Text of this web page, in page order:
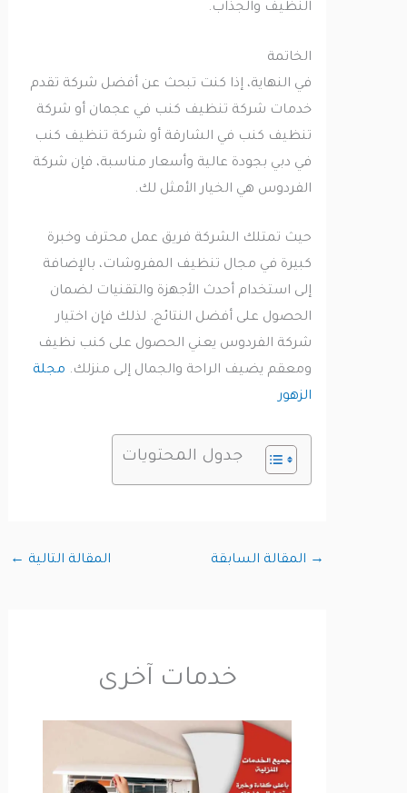
النظيف والجذاب.
الخاتمة
في النهاية، إذا كنت تبحث عن أفضل شركة تقدم
خدمات شركة تنظيف كنب في عجمان أو شركة
تنظيف كنب في الشارقة أو شركة تنظيف كنب
في دبي بجودة عالية وأسعار مناسبة، فإن شركة
الفردوس هي الخيار الأمثل لك.
حيث تمتلك الشركة فريق عمل محترف وخبرة
كبيرة في مجال تنظيف المفروشات، بالإضافة
إلى استخدام أحدث الأجهزة والتقنيات لضمان
الحصول على أفضل النتائج. لذلك فإن اختيار
شركة الفردوس يعني الحصول على كنب نظيف
ومعقم يضيف الراحة والجمال إلى منزلك.مجلة
الزهور
جدول المحتويات
المقالة السابقة المقالة التالية←
خدمات آخرى